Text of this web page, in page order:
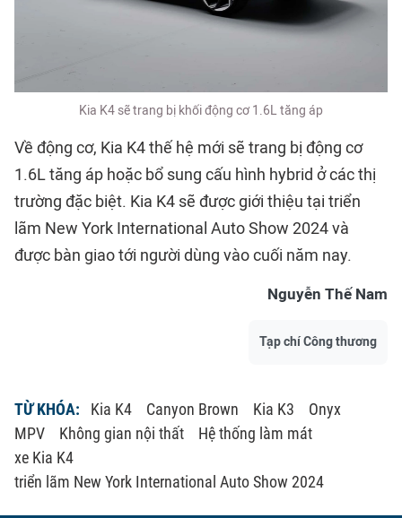
Kia K4 sẽ trang bị khối động cơ 1.6L tăng áp
Về động cơ, Kia K4 thế hệ mới sẽ trang bị động cơ
1.6L tăng áp hoặc bổ sung cấu hình hybrid ở các thị
trường đặc biệt. Kia K4 sẽ được giới thiệu tại triển
lãm New York International Auto Show 2024 và
được bàn giao tới người dùng vào cuối năm nay.
Nguyễn Thế Nam
Tạp chí Công thương
TỪ KHÓA: Kia K4 Canyon Brown Kia K3
Onyx
MPV
Không gian nội thất
Hệ thống làm mát
xe Kia K4
triển lãm New York International Auto Show 2024